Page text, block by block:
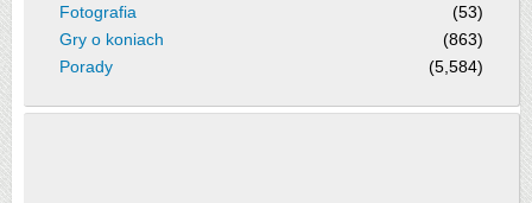
Fotografia
(53)
Gry o koniach
(863)
Porady
(5,584)